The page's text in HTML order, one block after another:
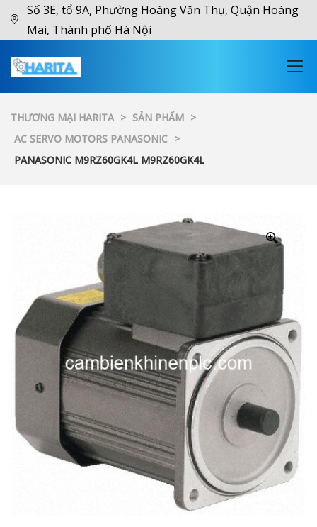
Số 3E, tổ 9A, Phường Hoàng Văn Thụ, Quận Hoàng
Mai, Thành phố Hà Nội
THƯƠNG MẠI HARITA > SẢN PHẨM >
AC SERVO MOTORS PANASONIC >
PANASONIC M9RZ60GK4L M9RZ60GK4L